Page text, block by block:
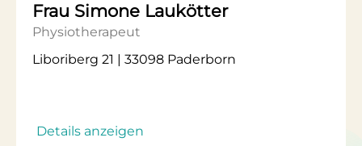
Frau Simone Laukötter
Physiotherapeut
Liboriberg 21 | 33098 Paderborn
Details anzeigen